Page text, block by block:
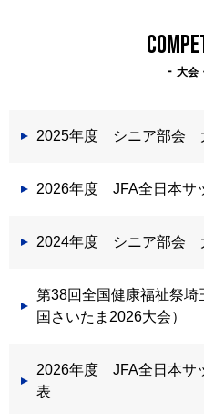
大会
2025年度 シニア部会
2026年度 JFA全日本サ
2024年度 シニア部会
第38回全国健康福祉祭
国さいたま2026大会）
2026年度 JFA全日本サ
表